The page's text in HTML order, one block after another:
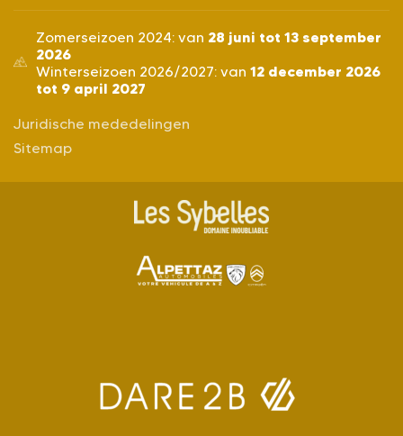
Zomerseizoen 2024: van 28 juni tot 13 september
2026
Winterseizoen 2026/2027: van 12 december 2026
tot 9 april 2027
Juridische mededelingen
Sitemap